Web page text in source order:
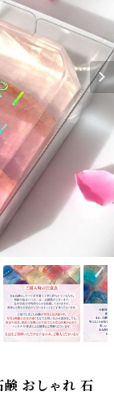
鹸 おしゃれ 石